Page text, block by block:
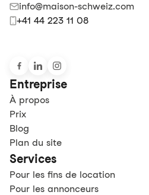
info@maison-schweiz.com
+41 44 223 11 08
Entreprise
À propos
Prix
Blog
Plan du site
Services
Pour les fins de location
Pour les annonceurs